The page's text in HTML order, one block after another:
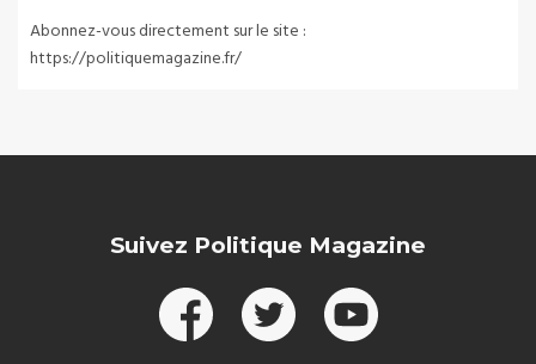
Abonnez-vous directement sur le site :
https://politiquemagazine.fr/
Suivez Politique Magazine